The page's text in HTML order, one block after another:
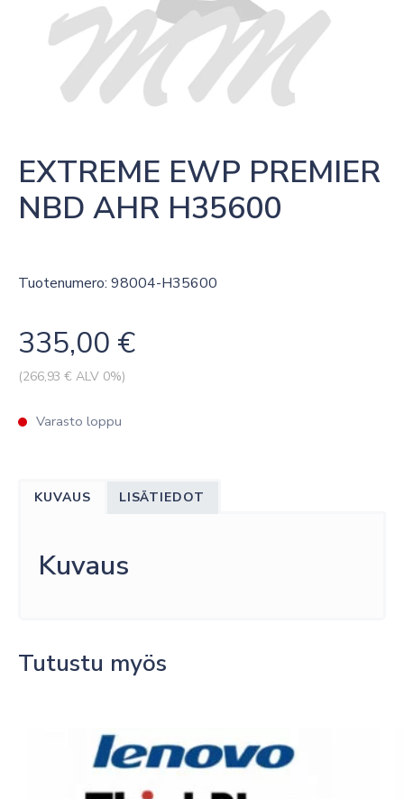
EXTREME EWP PREMIER
NBD AHR H35600
Tuotenumero: 98004-H35600
335,00 €
(266,93 € ALV 0%)
Varasto loppu
KUVAUS LISÄTIEDOT
Kuvaus
Tutustu myös